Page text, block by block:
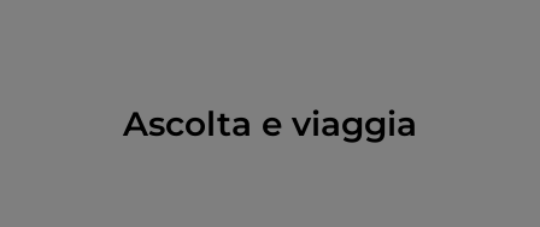
Ascolta e viaggia